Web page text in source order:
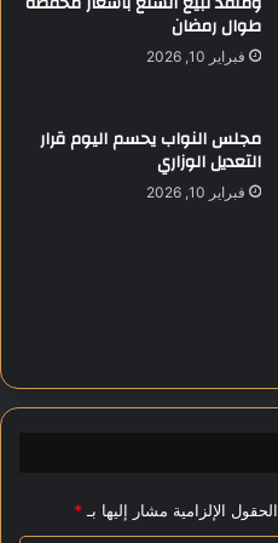
طوال رمضان
فبراير 10, 2026
مجلس النواب يحسم اليوم قرار
التعديل الوزاري
فبراير 10, 2026
الحقول الإلزامية مشار إليها بـ *